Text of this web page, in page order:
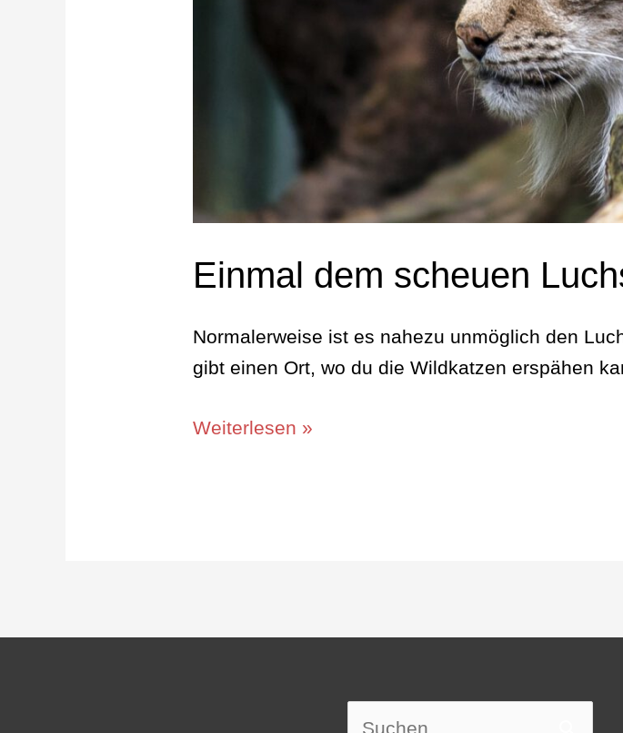
Einmal dem scheuen
Normalerweise ist es nahezu unmöglich den
gibt einen Ort, wo du die Wildkatzen erspähen
Weiterlesen »